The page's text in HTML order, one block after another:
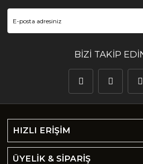
BİZİ TAKİP
HIZLI ERİŞİM
ÜYELİK & SİPARİŞ